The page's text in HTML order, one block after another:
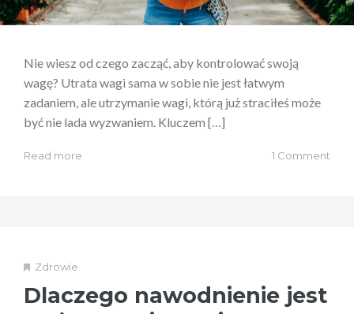
Nie wiesz od czego zacząć, aby kontrolować swoją
wagę? Utrata wagi sama w sobie nie jest łatwym
zadaniem, ale utrzymanie wagi, którą już straciłeś może
być nie lada wyzwaniem. Kluczem […]
Read more 1 Comment
Zdrowie
Dlaczego nawodnienie jest